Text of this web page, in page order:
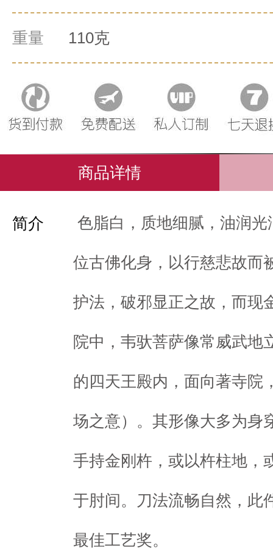
重量 110克
商品详情
简介 色脂白，质地细腻，油润
位古佛化身，以行慈悲故而
护法，破邪显正之故，而现
院中，韦驮菩萨像常威武地
的四天王殿内，面向著寺院
场之意）。其形像大多为身
手持金刚杵，或以杵柱地，
于肘间。刀法流畅自然，此
最佳工艺奖。